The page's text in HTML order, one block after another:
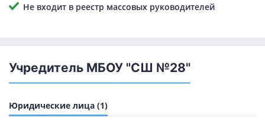
Не входит в реестр массовых руководителей
Учредитель МБОУ "СШ №28"
Юридические лица (1)